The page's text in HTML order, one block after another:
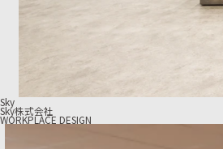
Sky
Sky株式会社
WORKPLACE DESIGN